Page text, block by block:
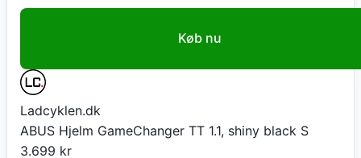
Køb nu
Ladcyklen.dk
ABUS Hjelm GameChanger TT 1.1, shiny black S
3.699 kr